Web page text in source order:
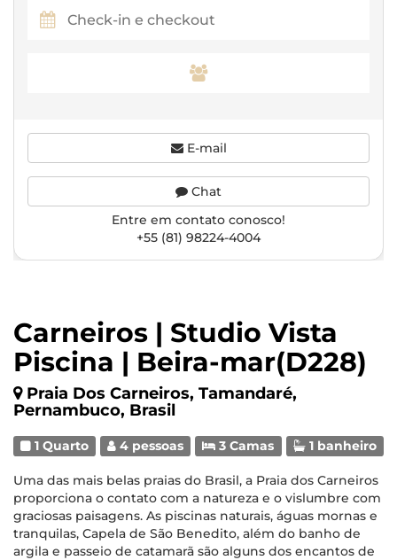
Carneiros | Studio Vista
Piscina | Beira-mar(D228)
Praia Dos Carneiros, Tamandaré,
Pernambuco, Brasil
1 Quarto 4 pessoas 3 Camas 1 banheiro
Uma das mais belas praias do Brasil, a Praia dos Carneiros
proporciona o contato com a natureza e o vislumbre com
graciosas paisagens. As piscinas naturais, águas mornas e
tranquilas, Capela de São Benedito, além do banho de
argila e passeio de catamarã são alguns dos encantos de
E-mail
Chat
Entre em contato conosco!
+55 (81) 98224-4004